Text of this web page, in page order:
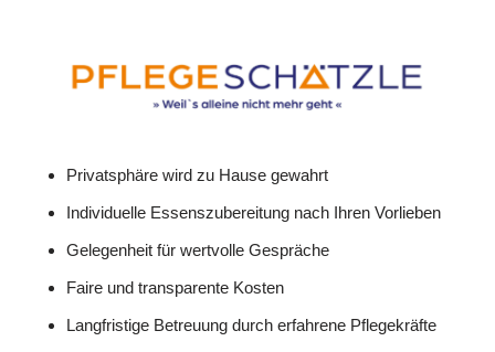
Privatsphäre wird zu Hause gewahrt
Individuelle Essenszubereitung nach Ihren Vorlieben
Gelegenheit für wertvolle Gespräche
Faire und transparente Kosten
Langfristige Betreuung durch erfahrene Pflegekräfte